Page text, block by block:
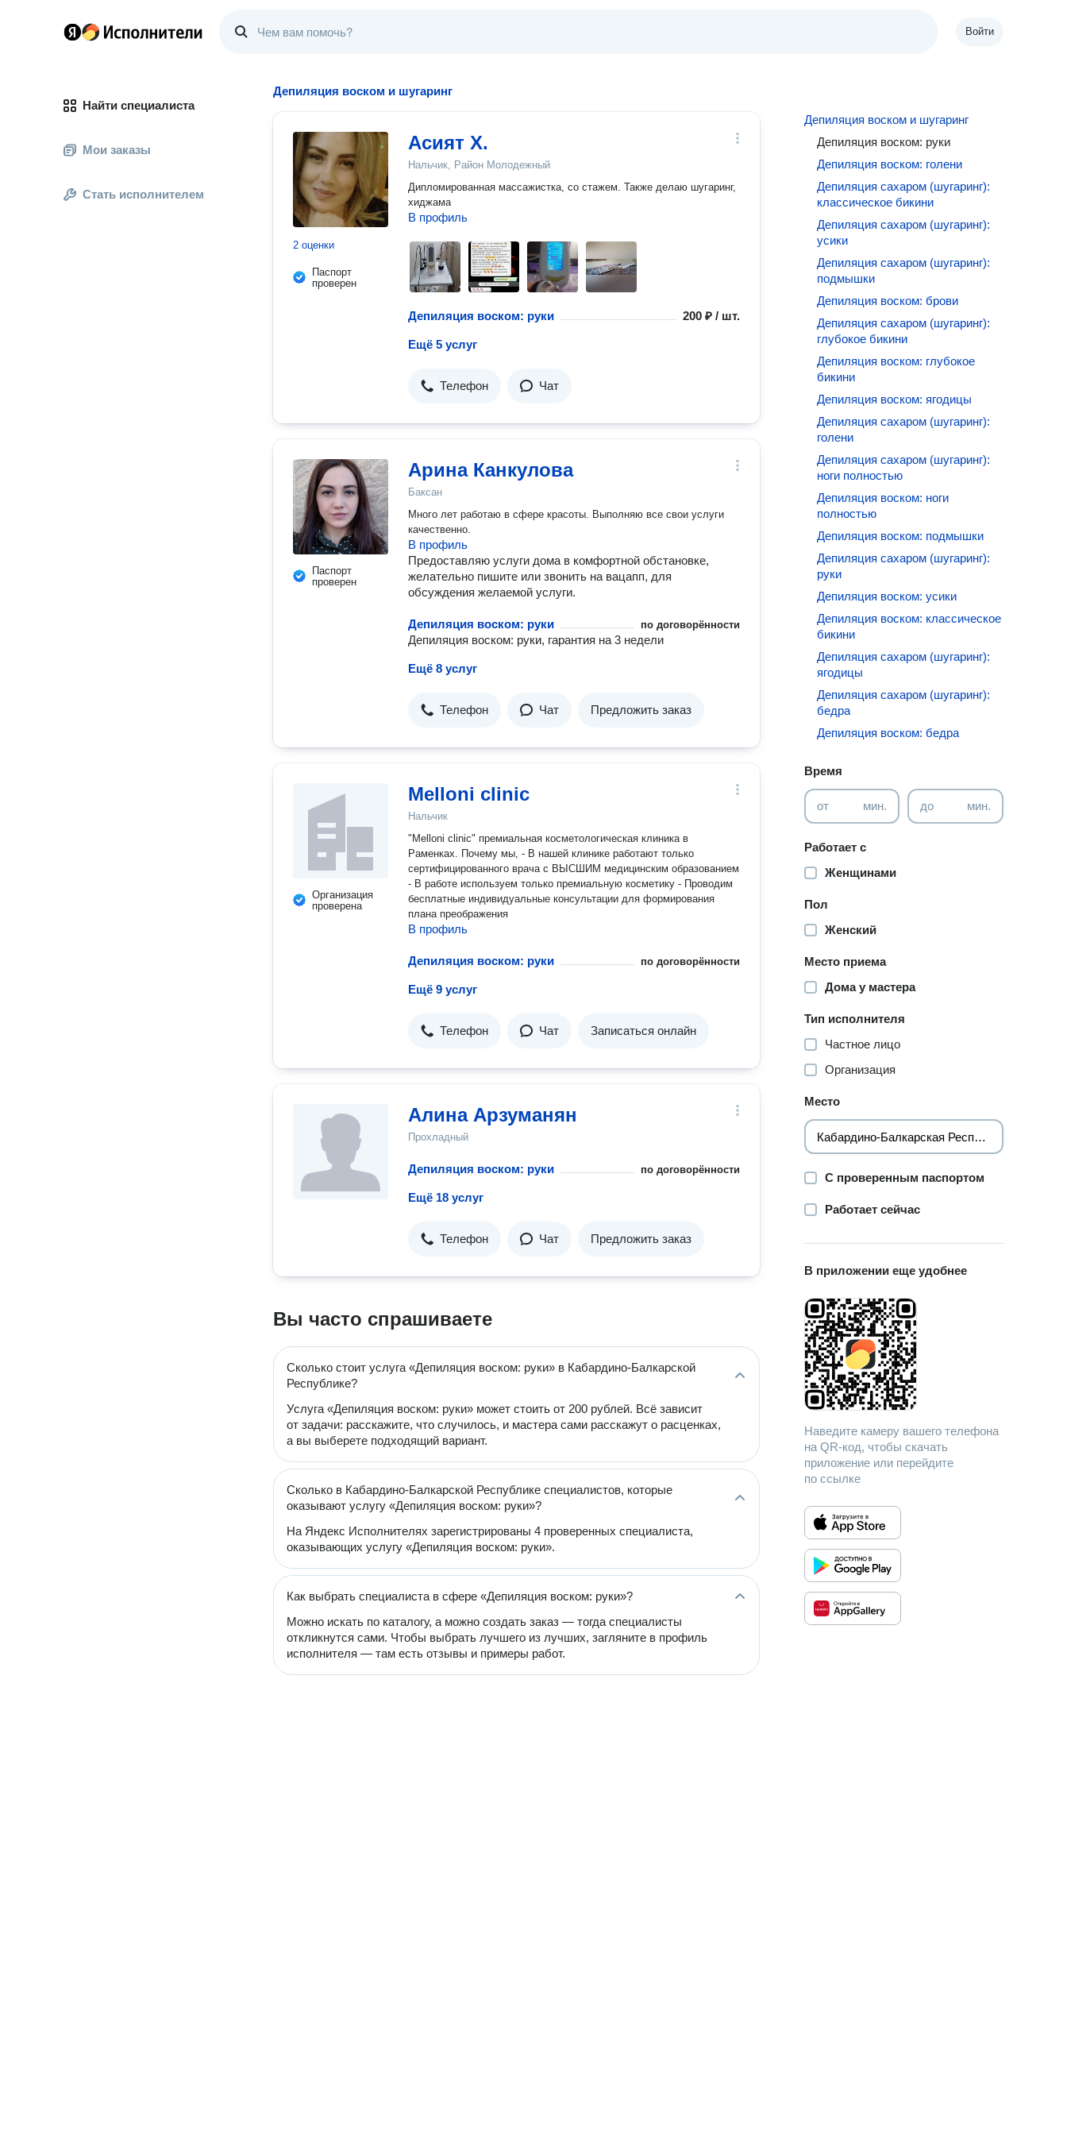
Войти
Найти специалиста
Мои заказы
Стать исполнителем
Депиляция воском и шугаринг
2 оценки
Паспорт
проверен
Асият Х.
Нальчик, Район Молодежный
Дипломированная массажистка, со стажем. Также делаю шугаринг,
хиджама
В профиль
Депиляция воском: руки 200 ₽ / шт.
Ещё 5 услуг
Телефон Чат
Паспорт
проверен
Арина Канкулова
Баксан
Много лет работаю в сфере красоты. Выполняю все свои услуги
качественно.
В профиль
Предоставляю услуги дома в комфортной обстановке,
желательно пишите или звонить на вацапп, для
обсуждения желаемой услуги.
Депиляция воском: руки по договорённости
Депиляция воском: руки, гарантия на 3 недели
Ещё 8 услуг
Телефон Чат Предложить заказ
Организация
проверена
Melloni clinic
Нальчик
"Melloni clinic" премиальная косметологическая клиника в
Раменках. Почему мы, - В нашей клинике работают только
сертифицированного врача с ВЫСШИМ медицинским образованием
- В работе используем только премиальную косметику - Проводим
бесплатные индивидуальные консультации для формирования
плана преображения
В профиль
Депиляция воском: руки по договорённости
Ещё 9 услуг
Телефон Чат Записаться онлайн
Алина Арзуманян
Прохладный
Депиляция воском: руки по договорённости
Ещё 18 услуг
Телефон Чат Предложить заказ
Вы часто спрашиваете
Сколько стоит услуга «Депиляция воском: руки» в Кабардино-Балкарской
Республике?
Услуга «Депиляция воском: руки» может стоить от 200 рублей. Всё зависит
от задачи: расскажите, что случилось, и мастера сами расскажут о расценках,
а вы выберете подходящий вариант.
Сколько в Кабардино-Балкарской Республике специалистов, которые
оказывают услугу «Депиляция воском: руки»?
На Яндекс Исполнителях зарегистрированы 4 проверенных специалиста,
оказывающих услугу «Депиляция воском: руки».
Как выбрать специалиста в сфере «Депиляция воском: руки»?
Можно искать по каталогу, а можно создать заказ — тогда специалисты
откликнутся сами. Чтобы выбрать лучшего из лучших, загляните в профиль
исполнителя — там есть отзывы и примеры работ.
Депиляция воском и шугаринг
Депиляция воском: руки
Депиляция воском: голени
Депиляция сахаром (шугаринг):
классическое бикини
Депиляция сахаром (шугаринг):
усики
Депиляция сахаром (шугаринг):
подмышки
Депиляция воском: брови
Депиляция сахаром (шугаринг):
глубокое бикини
Депиляция воском: глубокое
бикини
Депиляция воском: ягодицы
Депиляция сахаром (шугаринг):
голени
Депиляция сахаром (шугаринг):
ноги полностью
Депиляция воском: ноги
полностью
Депиляция воском: подмышки
Депиляция сахаром (шугаринг):
руки
Депиляция воском: усики
Депиляция воском: классическое
бикини
Депиляция сахаром (шугаринг):
ягодицы
Депиляция сахаром (шугаринг):
бедра
Депиляция воском: бедра
Время
от мин. до мин.
Работает с
Женщинами
Пол
Женский
Место приема
Дома у мастера
Тип исполнителя
Частное лицо
Организация
Место
С проверенным паспортом
Работает сейчас
В приложении еще удобнее
Наведите камеру вашего телефона
на QR-код, чтобы скачать
приложение или перейдите
по ссылке